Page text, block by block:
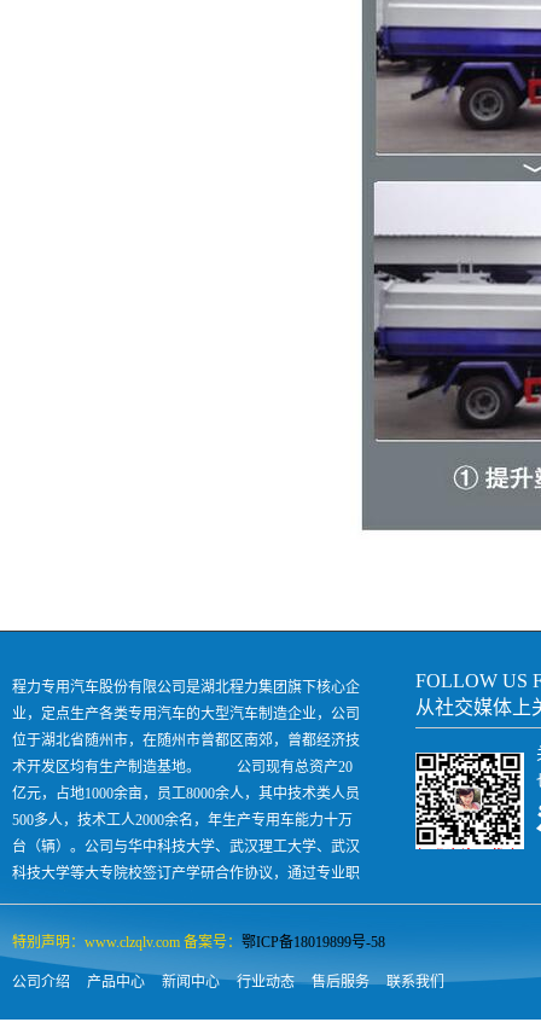
程力专用汽车股份有限公司是湖北程力集团旗下核心企
业，定点生产各类专用汽车的大型汽车制造企业，公司
位于湖北省随州市，在随州市曾都区南郊，曾都经济技
术开发区均有生产制造基地。 公司现有总资产20
亿元，占地1000余亩，员工8000余人，其中技术类人员
500多人，技术工人2000余名，年生产专用车能力十万
台（辆）。公司与华中科技大学、武汉理工大学、武汉
科技大学等大专院校签订产学研合作协议，通过专业职
业技术培训每年向社会输出各类汽车人才500余人，是
FOLLOW US
从社交媒体上
特别声明：www.clzqlv.com 备案号： 鄂ICP备18019899号-58
公司介绍 产品中心 新闻中心 行业动态 售后服务 联系我们